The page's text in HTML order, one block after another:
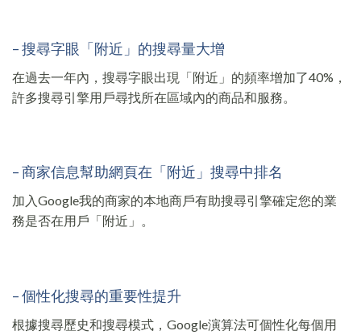
– 搜尋字眼「附近」的搜尋量大增
在過去一年內，搜尋字眼出現「附近」的頻率增加了40%，
許多搜尋引擎用戶尋找所在區域內的商品和服務。
– 商家信息幫助網頁在「附近」搜尋中排名
加入Google我的商家的本地商戶有助搜尋引擎確定您的業
務是否在用戶「附近」。
– 個性化搜尋的重要性提升
根據搜尋歷史和搜尋模式，Google演算法可個性化每個用